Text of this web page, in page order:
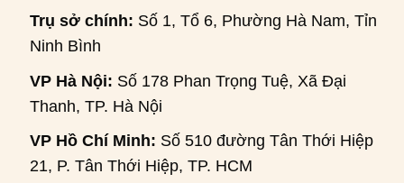
Trụ sở chính: Số 1, Tổ 6, Phường Hà Nam, Tỉnh
Ninh Bình
VP Hà Nội: Số 178 Phan Trọng Tuệ, Xã Đại
Thanh, TP. Hà Nội
VP Hồ Chí Minh: Số 510 đường Tân Thới Hiệp
21, P. Tân Thới Hiệp, TP. HCM